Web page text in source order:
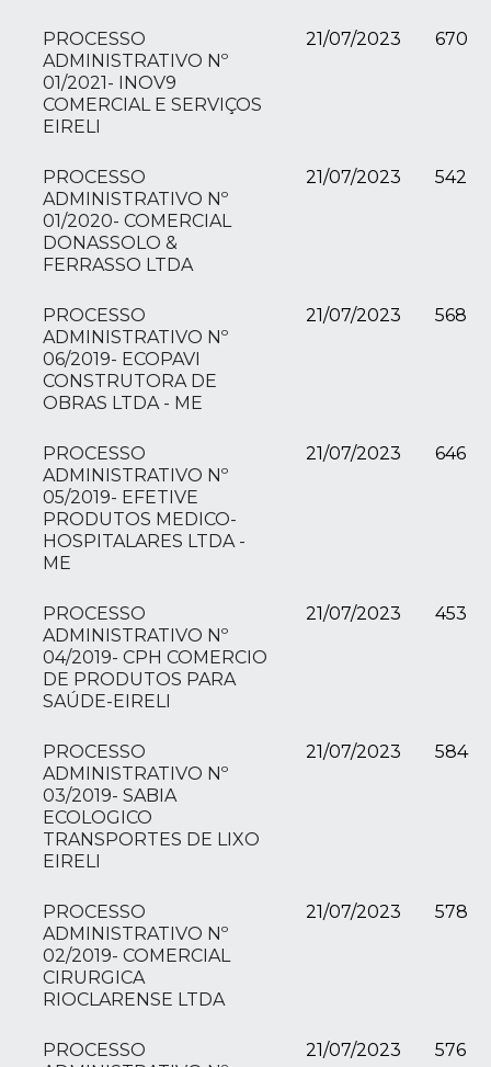
PROCESSO
ADMINISTRATIVO Nº
01/2021- INOV9
COMERCIAL E SERVIÇOS
EIRELI
21/07/2023 670
PROCESSO
ADMINISTRATIVO Nº
01/2020- COMERCIAL
DONASSOLO &
FERRASSO LTDA
21/07/2023 542
PROCESSO
ADMINISTRATIVO Nº
06/2019- ECOPAVI
CONSTRUTORA DE
OBRAS LTDA - ME
21/07/2023 568
PROCESSO
ADMINISTRATIVO Nº
05/2019- EFETIVE
PRODUTOS MEDICO-
HOSPITALARES LTDA -
ME
21/07/2023 646
PROCESSO
ADMINISTRATIVO Nº
04/2019- CPH COMERCIO
DE PRODUTOS PARA
SAÚDE-EIRELI
21/07/2023 453
PROCESSO
ADMINISTRATIVO Nº
03/2019- SABIA
ECOLOGICO
TRANSPORTES DE LIXO
EIRELI
21/07/2023 584
PROCESSO
ADMINISTRATIVO Nº
02/2019- COMERCIAL
CIRURGICA
RIOCLARENSE LTDA
21/07/2023 578
PROCESSO
21/07/2023 576